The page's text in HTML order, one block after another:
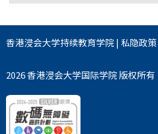
香港浸会大学持续教育学院| 私隐政策
2026 香港浸会大学国际学院 版权所有